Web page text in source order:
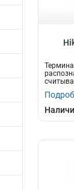
TFT LCD...